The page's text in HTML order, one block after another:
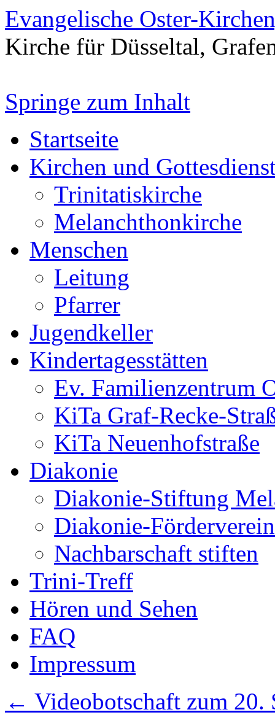
Evangelische Oster-
Kirche für Düsseltal,
Springe zum Inhalt
Startseite
Kirchen und
Trinitatiskirche
Melanchthonkirche
Menschen
Leitung
Pfarrer
Jugendkeller
Kindertagesstätten
Ev. Familienzentrum
KiTa Graf-Recke-
KiTa Neuenhofstraße
Diakonie
Diakonie-Stiftung
Diakonie-
Nachbarschaft stiften
Trini-Treff
Hören und Sehen
FAQ
Impressum
← Videobotschaft zum 20.